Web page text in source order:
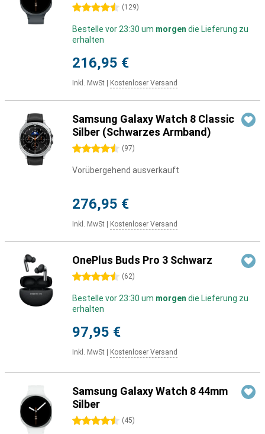
4.5 Sterne (129)
Bestelle vor 23:30 um morgen die Lieferung zu
erhalten
216,95 €
Inkl. MwSt Kostenloser Versand
Samsung Galaxy Watch 8 Classic
Silber (Schwarzes Armband)
4.5 Sterne (97)
Vorübergehend ausverkauft
276,95 €
Inkl. MwSt Kostenloser Versand
OnePlus Buds Pro 3 Schwarz
4.5 Sterne (62)
Bestelle vor 23:30 um morgen die Lieferung zu
erhalten
97,95 €
Inkl. MwSt Kostenloser Versand
Samsung Galaxy Watch 8 44mm
Silber
4.5 Sterne (45)